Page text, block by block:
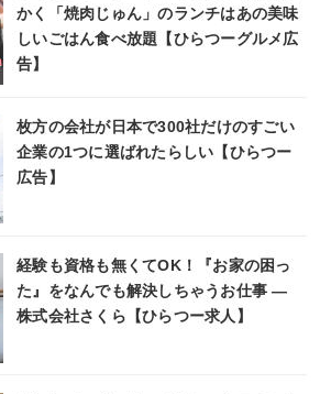
かく「焼肉じゅん」のランチはあの美味
しいごはん食べ放題【ひらつーグルメ広
告】
枚方の会社が日本で300社だけのすごい
企業の1つに選ばれたらしい【ひらつー
広告】
経験も資格も無くてOK！『お家の困っ
た』をなんでも解決しちゃうお仕事 ―
株式会社さくら【ひらつー求人】